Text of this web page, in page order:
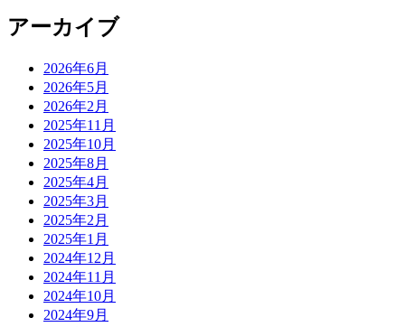
アーカイブ
2026年6月
2026年5月
2026年2月
2025年11月
2025年10月
2025年8月
2025年4月
2025年3月
2025年2月
2025年1月
2024年12月
2024年11月
2024年10月
2024年9月